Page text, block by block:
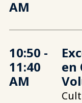
AM
10:50 -
11:40
AM
en